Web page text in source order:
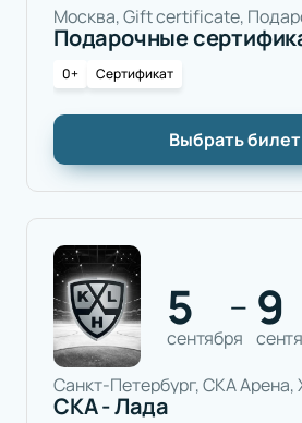
Подарочные
0+ Сертификат
Выбрать
5
сентября
— 9
СКА - Лада